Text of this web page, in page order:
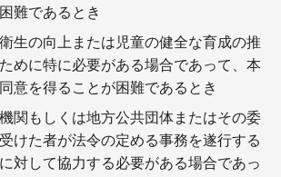
難であるとき
生の向上または児童の健全な育成の推
めに特に必要がある場合であって、本
意を得ることが困難であるとき
関もしくは地方公共団体またはその委
けた者が法令の定める事務を遂行する
対して協力する必要がある場合であっ